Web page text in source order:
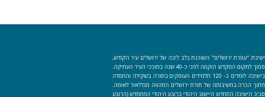
ישיבת "עטרת ירושלים" השוכנת בלב ליבה של ירושלים עיר הקודש,
סמוך למקום המקדש הוקמה לפני כ-40 שנה בתוככי העיר העתיקה.
בישיבה לומדים כ- 120 תלמידים העוסקים בתורה בשקידה והתמדה
מתוך הכרה בחשיבותה של תורת ירושלים המהווה מגדלאור לאומה.
סביב הישיבה התחדש היישוב היהודי ברובע היהודי המתחדש (הרובע